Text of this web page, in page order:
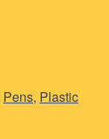
Pens, Plastic